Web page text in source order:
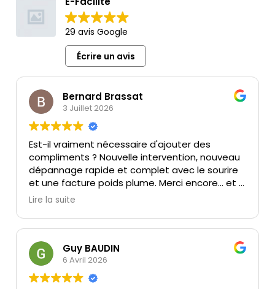
29 avis Google
Écrire un avis
Bernard Brassat
3 Juillet 2026
Est-il vraiment nécessaire d'ajouter des
compliments ? Nouvelle intervention, nouveau
dépannage rapide et complet avec le sourire
et une facture poids plume. Merci encore... et à
la prochaine !
Lire la suite
Guy BAUDIN
6 Avril 2026